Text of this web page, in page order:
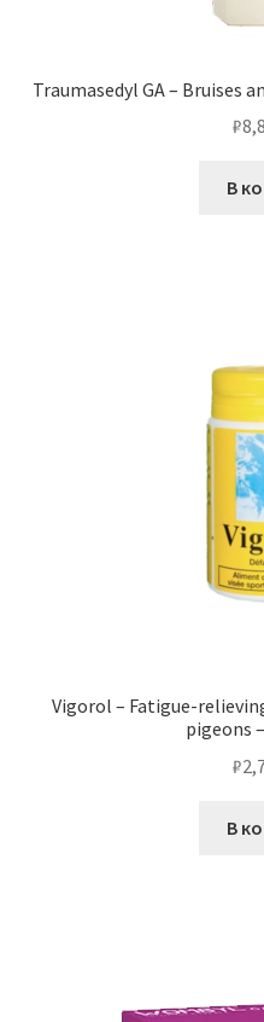
Traumasedyl GA – Bruises
₽
В
Vigorol – Fatigue-
pigeons
₽
В